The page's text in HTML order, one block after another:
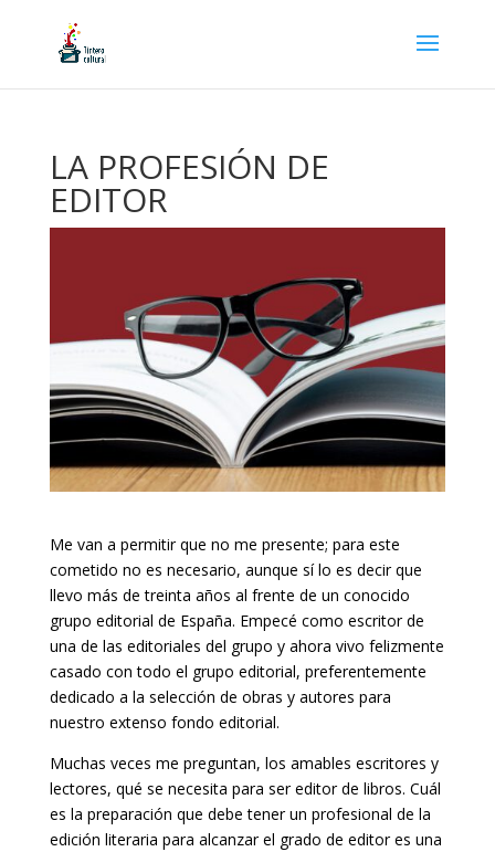
LA PROFESIÓN DE
EDITOR
Me van a permitir que no me presente; para este
cometido no es necesario, aunque sí lo es decir que
llevo más de treinta años al frente de un conocido
grupo editorial de España. Empecé como escritor de
una de las editoriales del grupo y ahora vivo felizmente
casado con todo el grupo editorial, preferentemente
dedicado a la selección de obras y autores para
nuestro extenso fondo editorial.
Muchas veces me preguntan, los amables escritores y
lectores, qué se necesita para ser editor de libros. Cuál
es la preparación que debe tener un profesional de la
edición literaria para alcanzar el grado de editor es una